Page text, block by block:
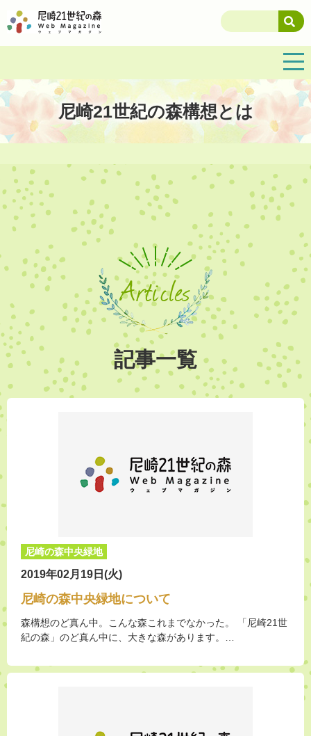
尼崎21世紀の森構想とは
Articles
記事一覧
尼崎の森中央緑地
2019年02月19日(火)
尼崎の森中央緑地について
森構想のど真ん中。こんな森これまでなかった。 「尼崎21世
紀の森」のど真ん中に、大きな森があります。…